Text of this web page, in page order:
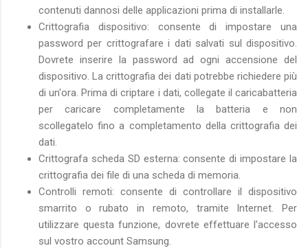
contenuti dannosi delle applicazioni prima di installarle.
Crittografia dispositivo: consente di impostare una
password per crittografare i dati salvati sul dispositivo.
Dovrete inserire la password ad ogni accensione del
dispositivo. La crittografia dei dati potrebbe richiedere più
di un'ora. Prima di criptare i dati, collegate il caricabatteria
per caricare completamente la batteria e non
scollegatelo fino a completamento della crittografia dei
dati.
Crittografa scheda SD esterna: consente di impostare la
crittografia dei file di una scheda di memoria.
Controlli remoti: consente di controllare il dispositivo
smarrito o rubato in remoto, tramite Internet. Per
utilizzare questa funzione, dovrete effettuare l'accesso
sul vostro account Samsung.